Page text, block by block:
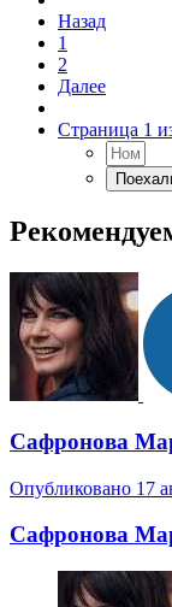
Назад
1
2
Далее
Страница 1
Сафронова
Опубликовано 17
Сафронова